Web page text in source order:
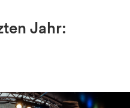
Jahr: